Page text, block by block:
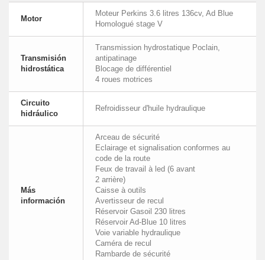
Motor
Moteur Perkins 3.6 litres 136cv, Ad Blue
Homologué stage V
Transmisión
hidrostática
Transmission hydrostatique Poclain,
antipatinage
Blocage de différentiel
4 roues motrices
Circuito
hidráulico
Refroidisseur d'huile hydraulique
Más
información
Arceau de sécurité
Eclairage et signalisation conformes au
code de la route
Feux de travail à led (6 avant
2 arrière)
Caisse à outils
Avertisseur de recul
Réservoir Gasoil 230 litres
Réservoir Ad-Blue 10 litres
Voie variable hydraulique
Caméra de recul
Rambarde de sécurité